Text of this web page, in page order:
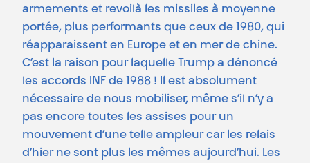
armements et revoilà les missiles à moyenne
portée, plus performants que ceux de 1980, qui
réapparaissent en Europe et en mer de chine.
C’est la raison pour laquelle Trump a dénoncé
les accords INF de 1988 ! Il est absolument
nécessaire de nous mobiliser, même s’il n’y a
pas encore toutes les assises pour un
mouvement d’une telle ampleur car les relais
d’hier ne sont plus les mêmes aujourd’hui. Les